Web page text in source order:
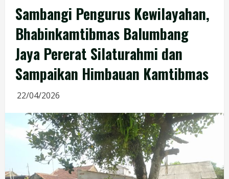
Sambangi Pengurus Kewilayahan,
Bhabinkamtibmas Balumbang
Jaya Pererat Silaturahmi dan
Sampaikan Himbauan Kamtibmas
22/04/2026